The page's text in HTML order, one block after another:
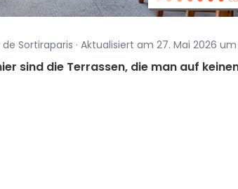
de Sortiraparis · Aktualisiert am 27. Mai 2026 um
sind die Terrassen, die man auf